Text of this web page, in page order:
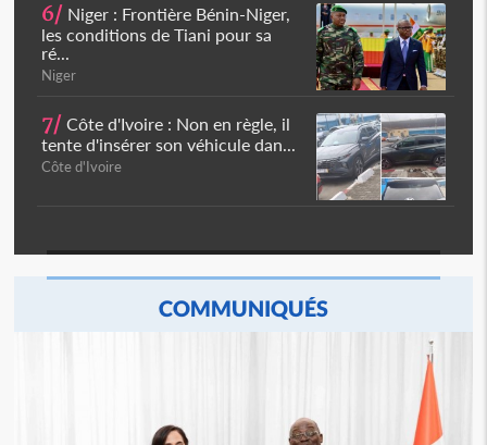
6/ Niger : Frontière Bénin-Niger,
les conditions de Tiani pour sa
ré...
Niger
7/ Côte d'Ivoire : Non en règle, il
tente d'insérer son véhicule dan...
Côte d'Ivoire
COMMUNIQUÉS